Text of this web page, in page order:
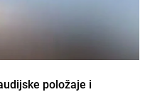
položaje i